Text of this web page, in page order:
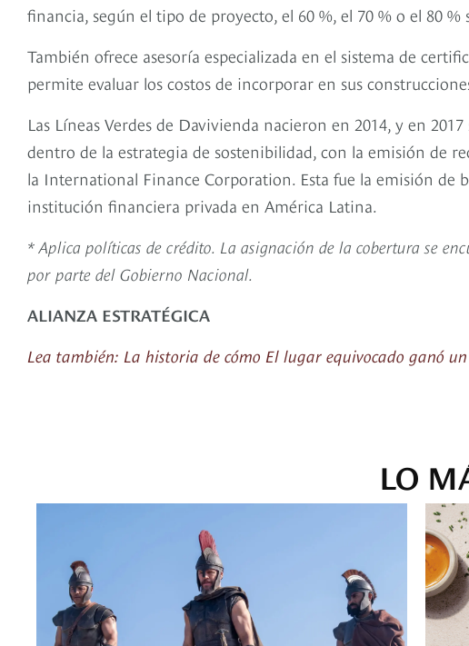
financia, según el tipo de proyecto, el 60 %, el 70 % o el 80
También ofrece asesoría especializada en el sistema de
permite evaluar los costos de incorporar en sus
Las Líneas Verdes de Davivienda nacieron en 2014, y en
dentro de la estrategia de sostenibilidad, con la emisión de
la International Finance Corporation. Esta fue la emisión de
institución financiera privada en América Latina.
* Aplica políticas de crédito. La asignación de la cobertura se
por parte del Gobierno Nacional.
ALIANZA ESTRATÉGICA
Lea también: La historia de cómo El lugar equivocado ganó un
LO